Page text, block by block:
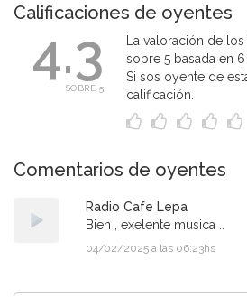
Calificaciones de oyentes
4.3
SOBRE 5
La valoración de
sobre 5 basada en 6
Si sos oyente de
calificación.
Comentarios de oyentes
Radio Cafe Lepa
Bien , exelente musica ..
04/02/2025 a las 06:23hs